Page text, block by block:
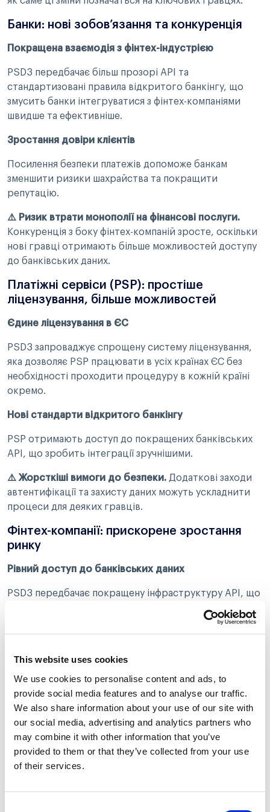
This website uses cookies
We use cookies to personalise content and ads, to
provide social media features and to analyse our traffic.
We also share information about your use of our site with
our social media, advertising and analytics partners who
may combine it with other information that you’ve
provided to them or that they’ve collected from your use
of their services.
Банки: нові зобов’язання та конкуренція
Покращена взаємодія з фінтех-індустрією
PSD3 передбачає більш прозорі API та
стандартизовані правила відкритого банкінгу, що
змусить банки інтегруватися з фінтех-компаніями
швидше та ефективніше.
Зростання довіри клієнтів
Посилення безпеки платежів допоможе банкам
зменшити ризики шахрайства та покращити
репутацію.
⚠️ Ризик втрати монополії на фінансові послуги.
Конкуренція з боку фінтех-компаній зросте, оскільки
нові гравці отримають більше можливостей доступу
до банківських даних.
Платіжні сервіси (PSP): простіше
ліцензування, більше можливостей
Єдине ліцензування в ЄС
PSD3 запроваджує спрощену систему ліцензування,
яка дозволяє PSP працювати в усіх країнах ЄС без
необхідності проходити процедуру в кожній країні
окремо.
Нові стандарти відкритого банкінгу
PSP отримають доступ до покращених банківських
API, що зробить інтеграції зручнішими.
⚠️ Жорсткіші вимоги до безпеки. Додаткові заходи
автентифікації та захисту даних можуть ускладнити
процеси для деяких гравців.
Фінтех-компанії: прискорене зростання
ринку
Рівний доступ до банківських даних
PSD3 передбачає покращену інфраструктуру API, що
дозволить фінтехам легше працювати з банками та
пропонувати клієнтам більш зручні сервіси.
до фінтех-платформ.
⚠️ Вищі витрати на відповідність новим правилам.
Фінтехам доведеться адаптуватися до нових
стандартів безпеки та регулювання, що може бути
складним процесом.
Висновок